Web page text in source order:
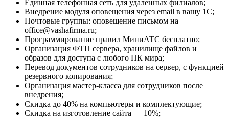
Единная телефонная сеть для удаленных филиалов;
Внедрение модуля оповещения через email в вашу 1С;
Почтовые группы: оповещение письмом на
office@vashafirma.ru;
Программирование правил МиниАТС бесплатно;
Организация ФТП сервера, хранилище файлов и
образов для доступа с любого ПК мира;
Перевод документов сотрудников на сервер, с функцией
резервного копирования;
Организация мастер-класса для сотрудников после
внедрения;
Скидка до 40% на компьютеры и комплектующие;
Скидка на изготовление сайта — 10%;